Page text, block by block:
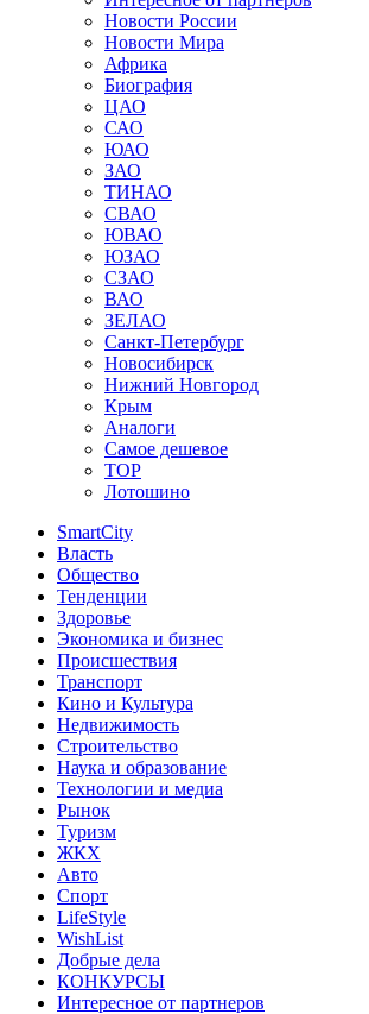
Новости России
Новости Мира
Африка
Биография
ЦАО
САО
ЮАО
ЗАО
ТИНАО
СВАО
ЮВАО
ЮЗАО
СЗАО
ВАО
ЗЕЛАО
Санкт-Петербург
Новосибирск
Нижний Новгород
Крым
Аналоги
Самое дешевое
TOP
Лотошино
SmartCity
Власть
Общество
Тенденции
Здоровье
Экономика и бизнес
Происшествия
Транспорт
Кино и Культура
Недвижимость
Строительство
Наука и образование
Технологии и медиа
Рынок
Туризм
ЖКХ
Авто
Спорт
LifeStyle
WishList
Добрые дела
КОНКУРСЫ
Интересное от партнеров